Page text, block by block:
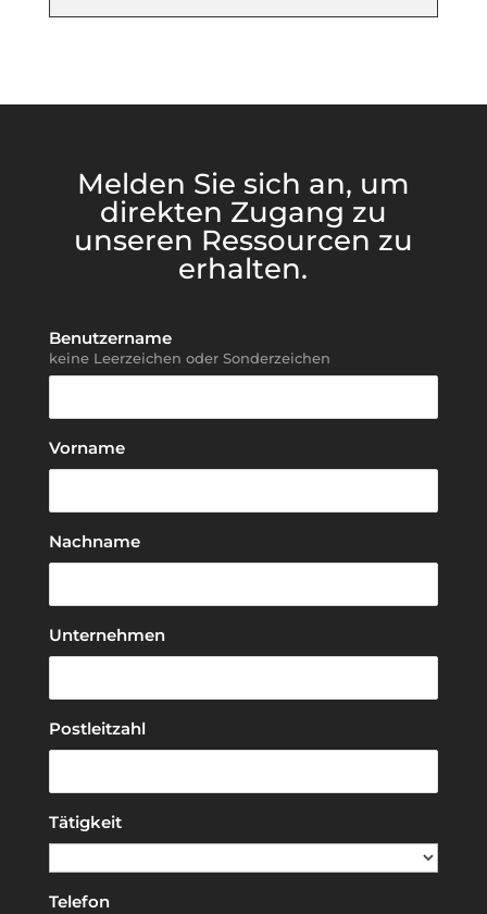
Melden Sie sich an, um
direkten Zugang zu
unseren Ressourcen zu
erhalten.
Benutzername
keine Leerzeichen oder Sonderzeichen
Vorname
Nachname
Unternehmen
Postleitzahl
Tätigkeit
Telefon